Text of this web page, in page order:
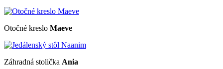
Otočné kreslo Maeve
Záhradná stolička Ania